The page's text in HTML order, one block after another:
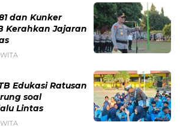
dan Kunker
Kerahkan Jajaran
Edukasi Ratusan
soal
Lintas